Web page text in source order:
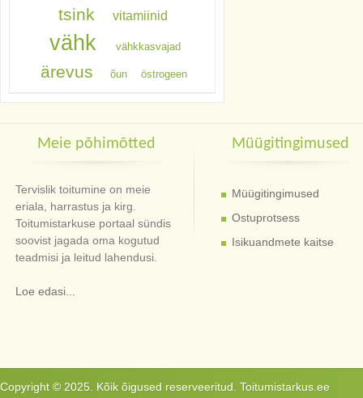
tsink vitamiinid
vähk vähkkasvajad
ärevus õun östrogeen
Meie põhimõtted
Tervislik toitumine on meie
eriala, harrastus ja kirg.
Toitumistarkuse portaal sündis
soovist jagada oma kogutud
teadmisi ja leitud lahendusi.
Loe edasi...
Müügitingimused
Müügitingimused
Ostuprotsess
Isikuandmete kaitse
Copyright © 2025. Kõik õigused reserveeritud. Toitumistarkus.ee